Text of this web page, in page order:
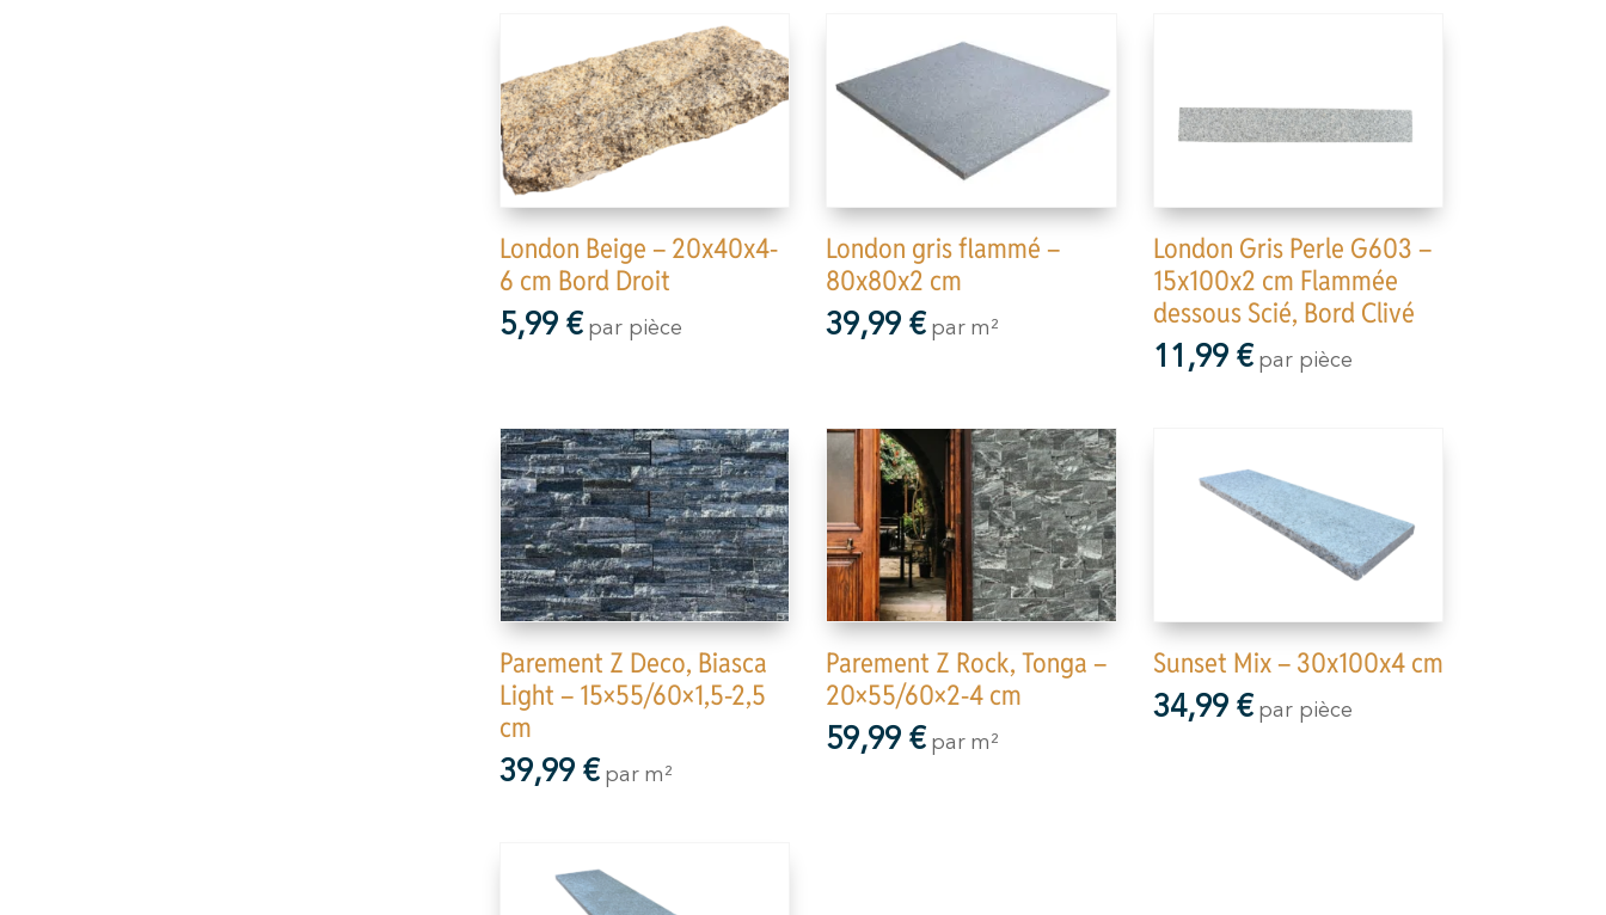
London Beige – 20x40x4-
6 cm Bord Droit
5,99 € par pièce
London gris flammé –
80x80x2 cm
39,99€ par m²
London Gris Perle G603 –
15x100x2 cm Flammée
dessous Scié, Bord Clivé
11,99 € par pièce
Parement Z Deco, Biasca
Light – 15×55/60×1,5-2,5
cm
39,99 € par m²
Parement Z Rock, Tonga –
20×55/60×2-4 cm
59,99€ par m²
Sunset Mix – 30x100x4 cm
34,99 € par pièce